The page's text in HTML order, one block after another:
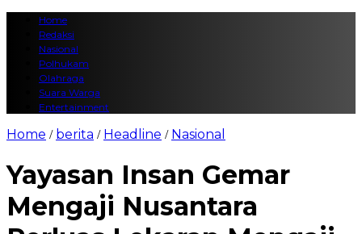
Home
Redaksi
Nasional
Polhukam
Olahraga
Suara Warga
Entertainment
Home / berita / Headline / Nasional
Yayasan Insan Gemar
Mengaji Nusantara